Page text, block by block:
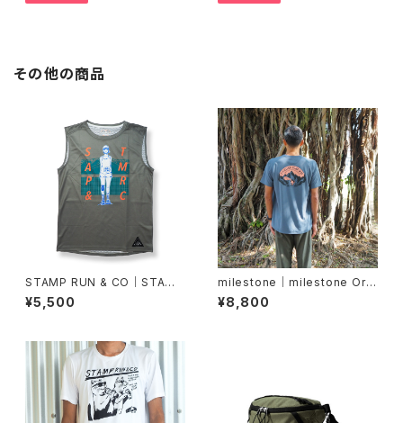
その他の商品
STAMP RUN & CO｜STAMP
GRAPHIC TANK (FINISHER)
¥5,500
milestone｜milestone Orig
inal T-Shirt Canvas "Let's
Keep Pushing Our Limit
¥8,800